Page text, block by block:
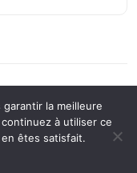
la meilleure
à utiliser ce
êtes satisfait.